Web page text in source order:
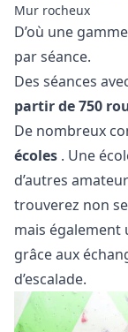
Mur rocheux
D’où une
par séance.
Des séances
partir de 750
De nombreux
écoles . Une
d’autres
trouverez non
mais également
grâce aux
d’escalade.